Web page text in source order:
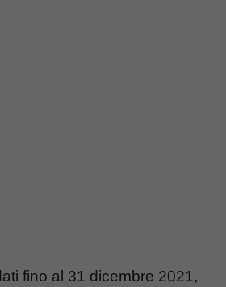
fino al 31 dicembre 2021,